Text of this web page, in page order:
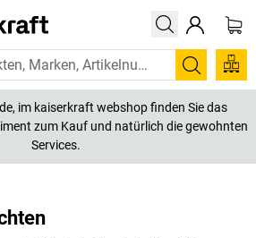
Suchen
im kaiserkraft webshop finden Sie das
zum Kauf und natürlich die gewohnten
Services.